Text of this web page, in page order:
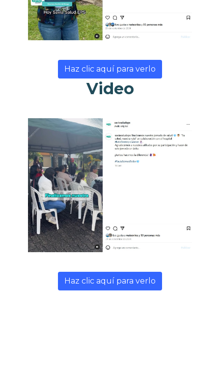
Haz clic aquí para verlo
Video
Haz clic aquí para verlo